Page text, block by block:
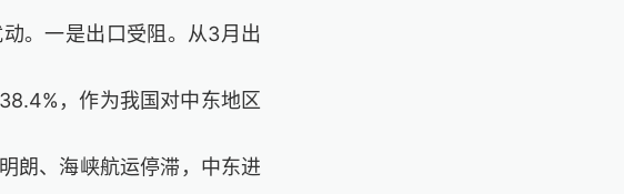
。一是出口受阻。从3月出
，作为我国对中东地区
朗、海峡航运停滞，中东进